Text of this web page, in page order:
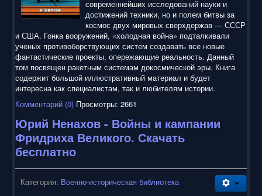
современнейших исследований науки и
достижений техники, но и полем битвы за
космос двух мировых сверхдержав — СССР
и США. Гонка вооружений, «холодная война» подталкивали
ученых противоборствующих систем создавать все новые
фантастические проекты, опережающие реальность. Данный
том посвящен ракетным системам докосмической эры. Книга
содержит большой иллюстративный материал и будет
интересна как специалистам, так и любителям истории.
Комментарий (0) Просмотры: 2661
Юрий Ненахов - Войны и кампании
Фридриха Великого. Скачать
бесплатно
Категория: Военно-историческая библиотека